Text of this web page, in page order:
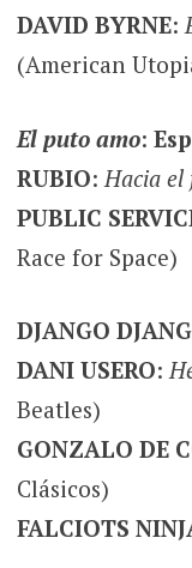
DAVID BYRNE:
(American
El puto amo:
RUBIO: Hacia el
PUBLIC
Race for Space)
DJANGO
DANI USERO:
Beatles)
GONZALO DE
Clásicos)
FALCIOTS